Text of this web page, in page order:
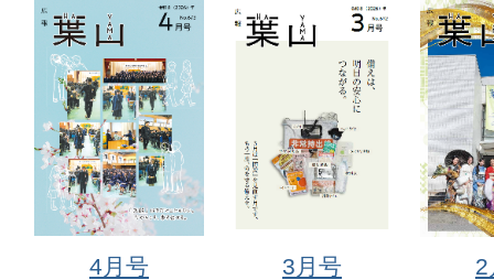
4月号
3月号
2